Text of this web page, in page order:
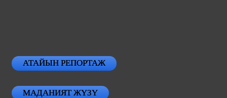
АТАЙЫН РЕПОРТАЖ
МАДАНИЯТ ЖҮЗҮ